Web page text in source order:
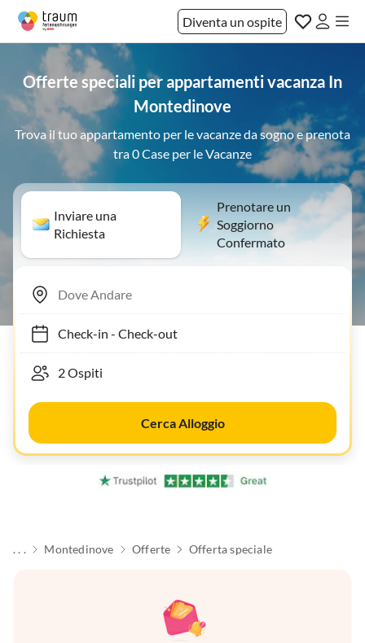
Diventa un ospite
Offerte speciali per appartamenti vacanza In
Montedinove
Trova il tuo appartamento per le vacanze da sogno e prenota
tra 0 Case per le Vacanze
Inviare una
Richiesta
Prenotare un
Soggiorno
Confermato
Check-in- Check-out
Cerca Alloggio
. . . Montedinove Offerte Offerta speciale